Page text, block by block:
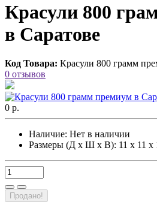
Красули 800
в Саратове
Код Товара: Красули 800 грамм
0 отзывов
0 р.
Наличие: Нет в наличии
Размеры (Д х Ш х В): 11 х 11 х
Продано!